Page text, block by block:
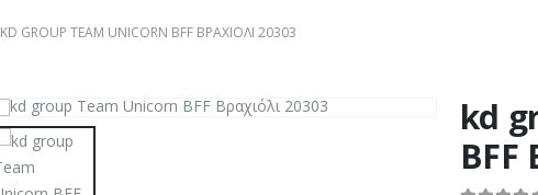
KD GROUP TEAM UNICORN BFF ΒΡΑΧΙΌΛΙ 20303
kd
BFF